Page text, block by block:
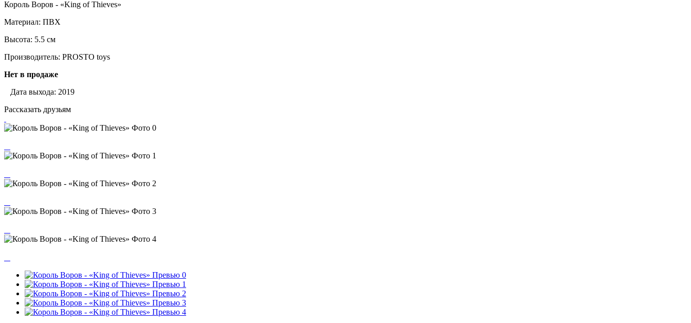
Король Воров - «King of Thieves»
Материал: ПВХ
Высота: 5.5 см
Производитель: PROSTO toys
Нет в продаже
Дата выхода: 2019
Рассказать друзьям